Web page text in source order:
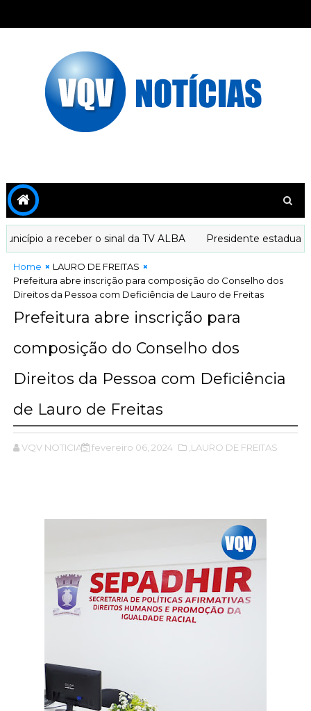
a receber o sinal da TV ALBA Presidente estadual do
Home
LAURO DE FREITAS
Prefeitura abre inscrição para composição do Conselho dos
Direitos da Pessoa com Deficiência de Lauro de Freitas
Prefeitura abre inscrição para
composição do Conselho dos
Direitos da Pessoa com Deficiência
de Lauro de Freitas
VQV NOTICIAS fevereiro 06, 2024 ,LAURO DE FREITAS